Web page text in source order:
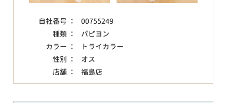
自社番号 ：
00755249
種類 ：
パピヨン
カラー ：
トライカラー
性別 ：
オス
店舗 ：
福島店